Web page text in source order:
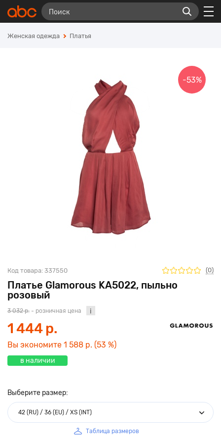
Женская одежда Платья
Платье Glamorous KA5022, пыльно
розовый
Код товара: 337550 (0)
-53%
3 032 р. - розничная цена
1 444 р.
Вы экономите 1 588 р. (53 %)
в наличии
Выберите размер:
42 (RU) / 36 (EU) / XS (INT)
Таблица размеров